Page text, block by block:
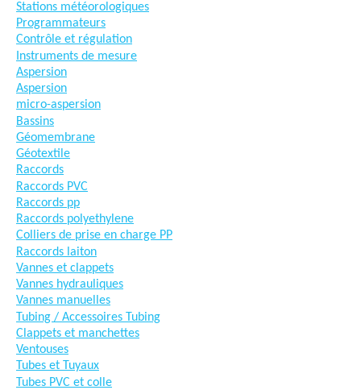
Stations météorologiques
Programmateurs
Contrôle et régulation
Instruments de mesure
Aspersion
Aspersion
micro-aspersion
Bassins
Géomembrane
Géotextile
Raccords
Raccords PVC
Raccords pp
Raccords polyethylene
Colliers de prise en charge PP
Raccords laiton
Vannes et clappets
Vannes hydrauliques
Vannes manuelles
Tubing / Accessoires Tubing
Clappets et manchettes
Ventouses
Tubes et Tuyaux
Tubes PVC et colle